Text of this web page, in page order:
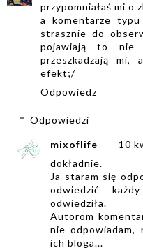
przypomniałaś mi o
a komentarze typu
strasznie do
pojawiają to nie
przeszkadzają mi,
efekt;/
Odpowiedz
Odpowiedzi
mixoflife
10
dokładnie.
Ja staram się
odwiedzić
odwiedziła.
Autorom
nie odpowiadam,
ich bloga...